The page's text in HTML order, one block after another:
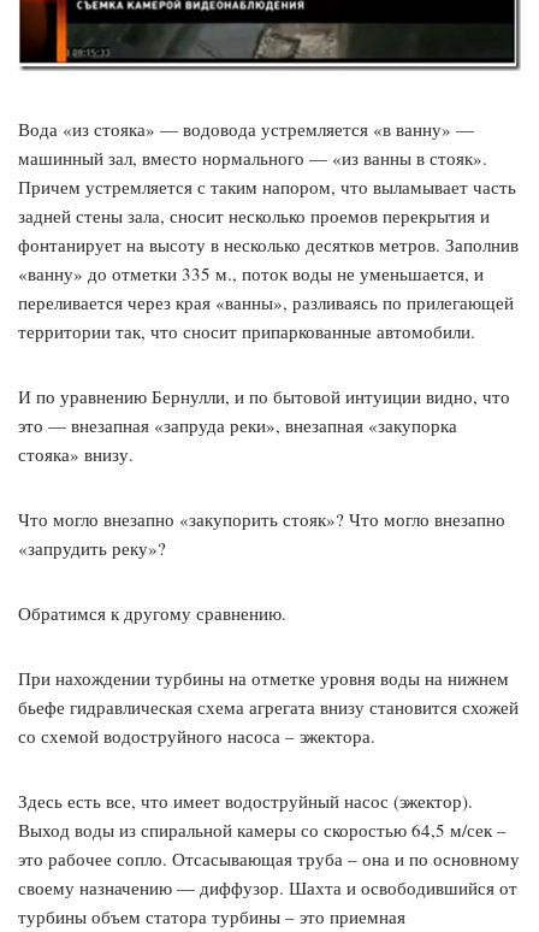
Вода «из стояка» — водовода устремляется «в ванну» —
машинный зал, вместо нормального — «из ванны в стояк».
Причем устремляется с таким напором, что выламывает часть
задней стены зала, сносит несколько проемов перекрытия и
фонтанирует на высоту в несколько десятков метров. Заполнив
«ванну» до отметки 335 м., поток воды не уменьшается, и
переливается через края «ванны», разливаясь по прилегающей
территории так, что сносит припаркованные автомобили.
И по уравнению Бернулли, и по бытовой интуиции видно, что
это — внезапная «запруда реки», внезапная «закупорка
стояка» внизу.
Что могло внезапно «закупорить стояк»? Что могло внезапно
«запрудить реку»?
Обратимся к другому сравнению.
При нахождении турбины на отметке уровня воды на нижнем
бьефе гидравлическая схема агрегата внизу становится схожей
со схемой водоструйного насоса – эжектора.
Здесь есть все, что имеет водоструйный насос (эжектор).
Выход воды из спиральной камеры со скоростью 64,5 м/сек –
это рабочее сопло. Отсасывающая труба – она и по основному
своему назначению — диффузор. Шахта и освободившийся от
турбины объем статора турбины – это приемная